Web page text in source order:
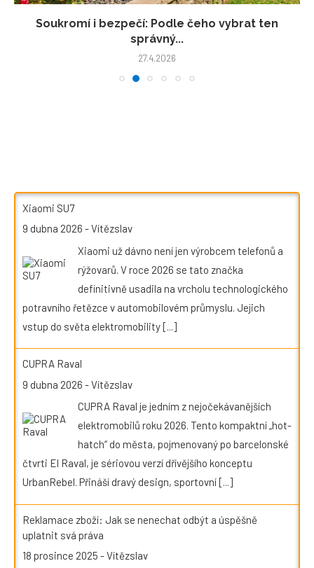
Soukromí i bezpečí: Podle čeho vybrat ten
správný...
27.4.2026
Xiaomi SU7
9 dubna 2026 -Vítězslav
Xiaomi už dávno není jen výrobcem telefonů a
rýžovarů. V roce 2026 se tato značka
definitivně usadila na vrcholu technologického
potravního řetězce v automobilovém průmyslu. Jejich
vstup do světa elektromobility[...]
CUPRA Raval
9 dubna 2026 -Vítězslav
CUPRA Raval je jedním z nejočekávanějších
elektromobilů roku 2026. Tento kompaktní „hot-
hatch“ do města, pojmenovaný po barcelonské
čtvrti El Raval, je sériovou verzí dřívějšího konceptu
UrbanRebel. Přináší dravý design, sportovní[...]
Reklamace zboží: Jak se nenechat odbýt a úspěšně
uplatnit svá práva
18 prosince 2025 -Vítězslav